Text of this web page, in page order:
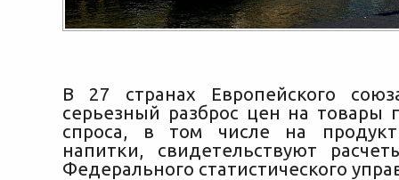
В 27 странах Европейского
серьезный разброс цен на товары
спроса, в том числе на
напитки, свидетельствуют
Федерального статистического